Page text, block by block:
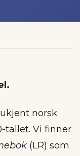
norsk
tallet. Vi finner
(LR) som